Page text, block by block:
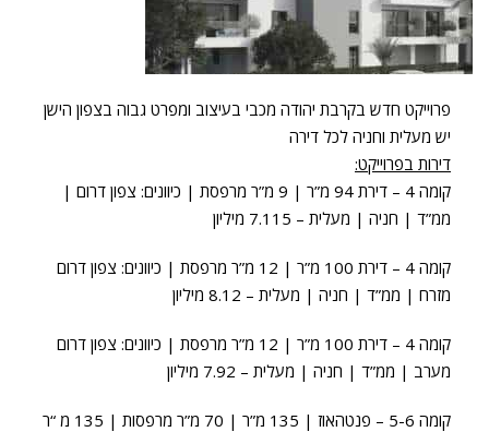
פרוייקט חדש בקרבת יהודה מכבי בעיצוב ומפרט גבוה בצפון הישן
יש מעלית וחניה לכל דירה
דירות בפרוייקט:
קומה 4 – דירת 94 מ”ר | 9 מ”ר מרפסת | כיוונים: צפון דרום |
ממ”ד | חניה | מעלית – 7.115 מיליון
קומה 4 – דירת 100 מ”ר | 12 מ”ר מרפסת | כיוונים: צפון דרום
מזרח | ממ”ד | חניה | מעלית – 8.12 מיליון
קומה 4 – דירת 100 מ”ר | 12 מ”ר מרפסת | כיוונים: צפון דרום
מערב | ממ”ד | חניה | מעלית – 7.92 מיליון
קומה 5-6 – פנטהאוז | 135 מ”ר | 70 מ”ר מרפסות | 135 מ “ר